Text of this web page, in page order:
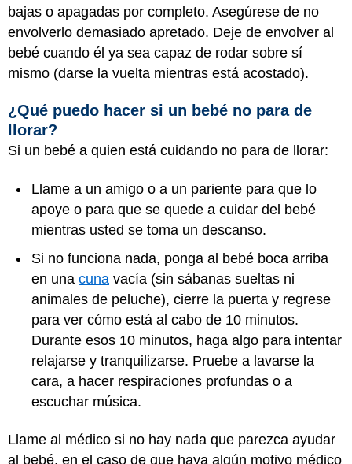
bajas o apagadas por completo. Asegúrese de no
envolverlo demasiado apretado. Deje de envolver al
bebé cuando él ya sea capaz de rodar sobre sí
mismo (darse la vuelta mientras está acostado).
¿Qué puedo hacer si un bebé no para de
llorar?
Si un bebé a quien está cuidando no para de llorar:
Llame a un amigo o a un pariente para que lo
apoye o para que se quede a cuidar del bebé
mientras usted se toma un descanso.
Si no funciona nada, ponga al bebé boca arriba
en una cuna vacía (sin sábanas sueltas ni
animales de peluche), cierre la puerta y regrese
para ver cómo está al cabo de 10 minutos.
Durante esos 10 minutos, haga algo para intentar
relajarse y tranquilizarse. Pruebe a lavarse la
cara, a hacer respiraciones profundas o a
escuchar música.
Llame al médico si no hay nada que parezca ayudar
al bebé, en el caso de que haya algún motivo médico